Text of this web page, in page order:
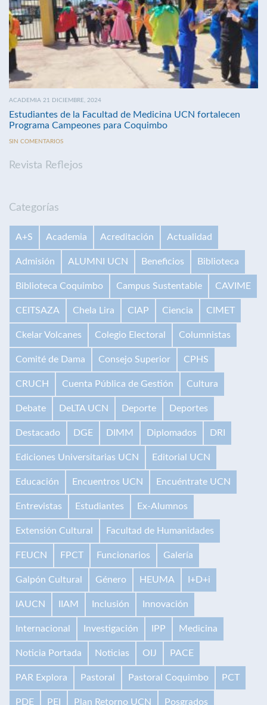
ACADEMIA 21 DICIEMBRE, 2024
Estudiantes de la Facultad de Medicina UCN fortalecen
Programa Campeones para Coquimbo
SIN COMENTARIOS
Revista Reflejos
Categorías
A+S Academia Acreditación Actualidad
Admisión ALUMNI UCN Beneficios Biblioteca
Biblioteca Coquimbo Campus Sustentable CAVIME
CEITSAZA Chela Lira CIAP Ciencia CIMET
Ckelar Volcanes Colegio Electoral Columnistas
Comité de Dama Consejo Superior CPHS
CRUCH Cuenta Pública de Gestión Cultura
Debate DeLTA UCN Deporte Deportes
Destacado DGE DIMM Diplomados DRI
Ediciones Universitarias UCN Editorial UCN
Educación Encuentros UCN Encuéntrate UCN
Entrevistas Estudiantes Ex-Alumnos
Extensión Cultural Facultad de Humanidades
FEUCN FPCT Funcionarios Galería
Galpón Cultural Género HEUMA I+D+i
IAUCN IIAM Inclusión Innovación
Internacional Investigación IPP Medicina
Noticia Portada Noticias OIJ PACE
PAR Explora Pastoral Pastoral Coquimbo PCT
PDE PEI Plan Retorno UCN Posgrados